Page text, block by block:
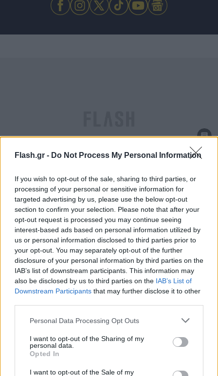
Flash.gr - Do Not Process My Personal Information
If you wish to opt-out of the sale, sharing to third parties, or
processing of your personal or sensitive information for
targeted advertising by us, please use the below opt-out
section to confirm your selection. Please note that after your
opt-out request is processed you may continue seeing
interest-based ads based on personal information utilized by
us or personal information disclosed to third parties prior to
your opt-out. You may separately opt-out of the further
disclosure of your personal information by third parties on the
IAB’s list of downstream participants. This information may
also be disclosed by us to third parties on the IAB’s List of
Downstream Participants that may further disclose it to other
Please note that this website/app uses one or more Google
not limited to your visit or usage behaviour. You may click to
grant or deny consent to Google and its third-party tags to
use your data for below specified purposes in below Google
consent section.
Personal Data Processing Opt Outs
I want to opt-out of the Sharing of my
personal data.
Opted In
I want to opt-out of the Sale of my
Marfin: Στην Ελλάδα η 46χρονη που
εκδόθηκε από τη Βρετανία - Με
χειροπέδες στη ΓΑΔΑ (εικόνες-βίντεο)
06.08.2026 ΓΙΆΝΝΗΣ ΚΈΜΜΟΣ
Υπόθεση Marfin: Επιστρέφει στην Ελλάδα η 46χρονη -
Πότε θα οδηγηθεί στον εισαγγελέα
Πωλήτρια σε βρετανικό αεροδρόμιο η 46χρονη που
κατηγορείται για την υπόθεση της Marfin